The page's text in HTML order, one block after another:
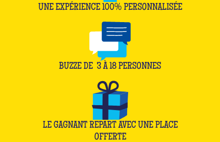
UNE EXPÉRIENCE 100% PERSONNALISÉE
BUZZE DE 3 À 18 PERSONNES
LE GAGNANT REPART AVEC UNE PLACE
OFFERTE